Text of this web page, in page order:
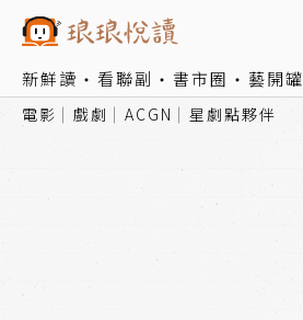
新鮮讀 看聯副 書市圈 藝開罐
電影 戲劇 ACGN 星劇點夥伴